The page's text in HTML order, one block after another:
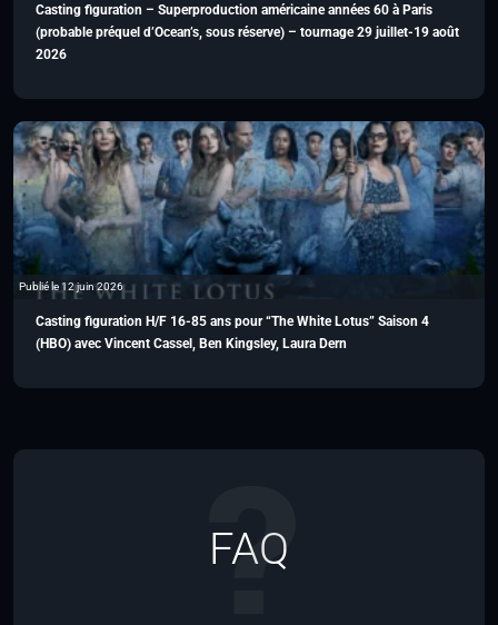
Casting figuration – Superproduction américaine années 60 à Paris
(probable préquel d’Ocean’s, sous réserve) – tournage 29 juillet-19 août
2026
Publié le 12 juin 2026
Casting figuration H/F 16-85 ans pour “The White Lotus” Saison 4
(HBO) avec Vincent Cassel, Ben Kingsley, Laura Dern
FAQ